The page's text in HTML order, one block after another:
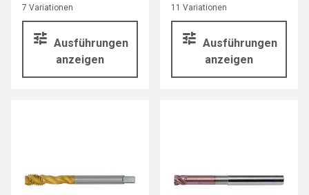
7 Variationen
Ausführungen
anzeigen
11 Variationen
Ausführungen
anzeigen